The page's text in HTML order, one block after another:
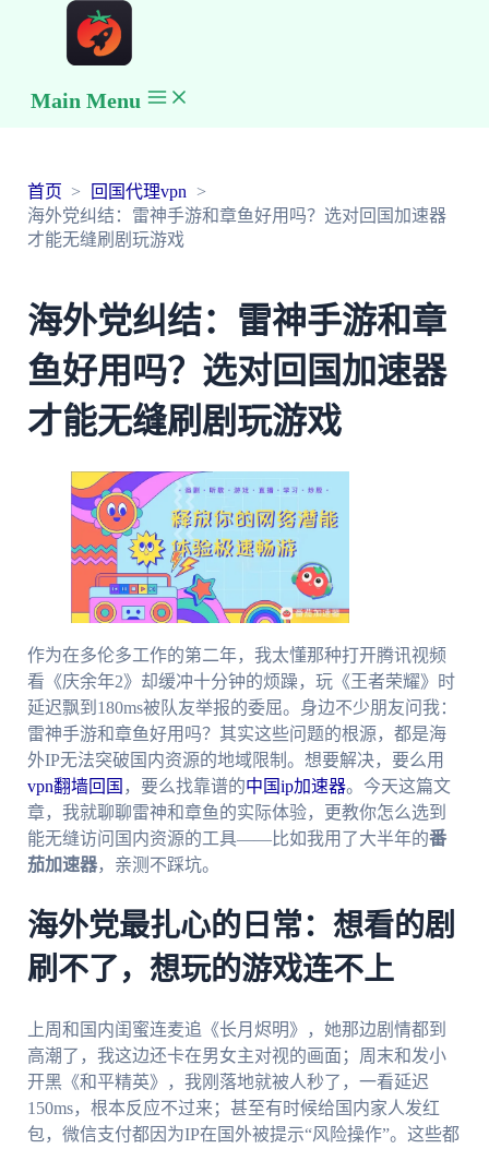
Main Menu
首页
回国代理vpn
海外党纠结：雷神手游和章鱼好用吗？选对回国加速器
才能无缝刷剧玩游戏
海外党纠结：雷神手游和章
鱼好用吗？选对回国加速器
才能无缝刷剧玩游戏
作为在多伦多工作的第二年，我太懂那种打开腾讯视频
看《庆余年2》却缓冲十分钟的烦躁，玩《王者荣耀》时
延迟飘到180ms被队友举报的委屈。身边不少朋友问我：
雷神手游和章鱼好用吗？其实这些问题的根源，都是海
外IP无法突破国内资源的地域限制。想要解决，要么用
vpn翻墙回国 ，要么找靠谱的中国ip加速器。今天这篇文
章，我就聊聊雷神和章鱼的实际体验，更教你怎么选到
能无缝访问国内资源的工具——比如我用了大半年的番
茄加速器，亲测不踩坑。
海外党最扎心的日常：想看的剧
刷不了，想玩的游戏连不上
上周和国内闺蜜连麦追《长月烬明》，她那边剧情都到
高潮了，我这边还卡在男女主对视的画面；周末和发小
开黑《和平精英》，我刚落地就被人秒了，一看延迟
150ms，根本反应不过来；甚至有时候给国内家人发红
包，微信支付都因为IP在国外被提示“风险操作”。这些都